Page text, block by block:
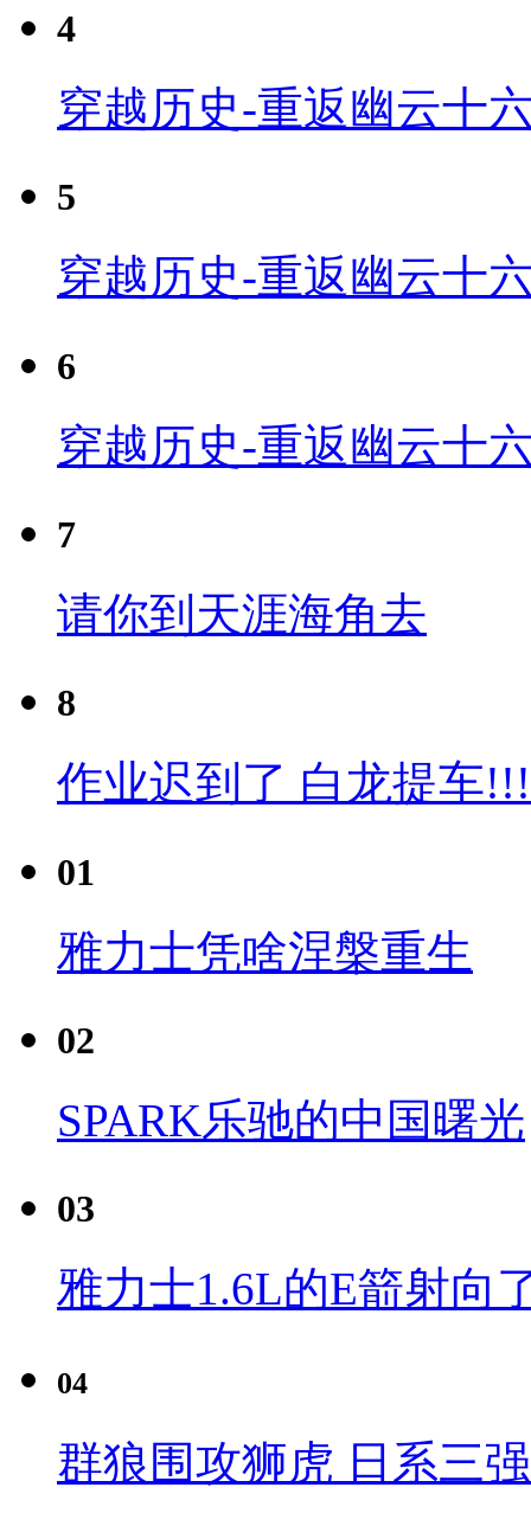
4
穿越历史-重返幽云十
5
穿越历史-重返幽云十
6
穿越历史-重返幽云十
7
请你到天涯海角去
8
作业迟到了 白龙提车
01
雅力士凭啥涅槃重生
02
SPARK乐驰的中国曙光
03
雅力士1.6L的E箭射向
04
群狼围攻狮虎 日系三